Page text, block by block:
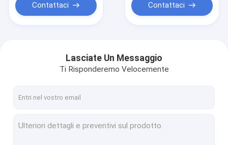
Contattaci Contattaci
Lasciate Un Messaggio
Ti Risponderemo Velocemente